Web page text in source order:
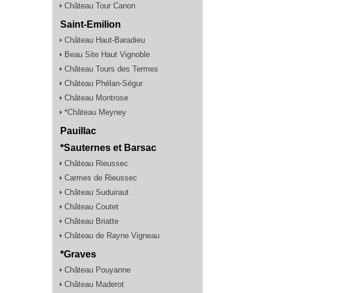
Château Tour Canon
Saint-Emilion
Château Haut-Baradieu
Beau Site Haut Vignoble
Château Tours des Termes
Château Phélan-Ségur
Château Montrose
*Château Meyney
Pauillac
*Sauternes et Barsac
Château Rieussec
Carmes de Rieussec
Château Suduiraut
Château Coutet
Château Briatte
Château de Rayne Vigneau
*Graves
Château Pouyanne
Château Maderot